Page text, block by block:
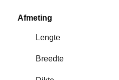
Afmeting
Lengte
Breedte